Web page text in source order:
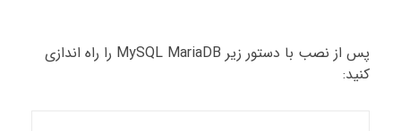
پس از نصب با دستور زیر MySQL MariaDB را راه اندازی
کنید: